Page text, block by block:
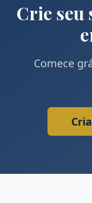
Crie seu
Comece